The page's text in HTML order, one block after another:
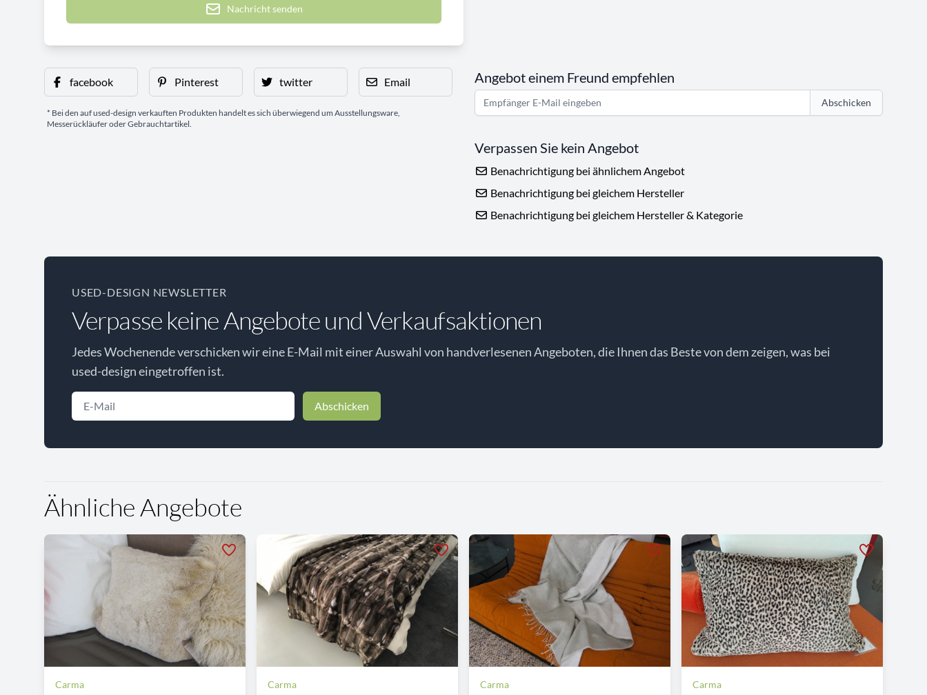
Nachricht senden
facebook Pinterest twitter Email
* Bei den auf used-design verkauften Produkten handelt es sich überwiegend um Ausstellungsware,
Messerückläufer oder Gebrauchtartikel.
Angebot einem Freund empfehlen
Abschicken
Verpassen Sie kein Angebot
Benachrichtigung bei ähnlichem Angebot
Benachrichtigung bei gleichem Hersteller
Benachrichtigung bei gleichem Hersteller & Kategorie
USED-DESIGN NEWSLETTER
Verpasse keine Angebote und Verkaufsaktionen
Jedes Wochenende verschicken wir eine E-Mail mit einer Auswahl von handverlesenen Angeboten, die Ihnen das Beste von dem zeigen, was bei
used-design eingetroffen ist.
Abschicken
Ähnliche Angebote
Carma Carma Carma Carma